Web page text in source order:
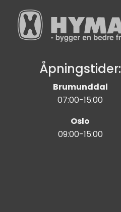
Åpningstider:
Brumunddal
07:00-15:00
Oslo
09:00-15:00